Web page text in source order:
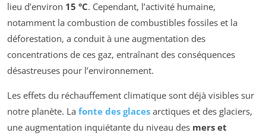
lieu d’environ 15 °C. Cependant, l’activité humaine,
notamment la combustion de combustibles fossiles et la
déforestation, a conduit à une augmentation des
concentrations de ces gaz, entraînant des conséquences
désastreuses pour l’environnement.
Les effets du réchauffement climatique sont déjà visibles sur
notre planète. La fonte des glaces arctiques et des glaciers,
une augmentation inquiétante du niveau des mers et